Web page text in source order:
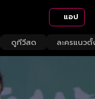
แอป
ดูทีวีสด ละครแนวตั้